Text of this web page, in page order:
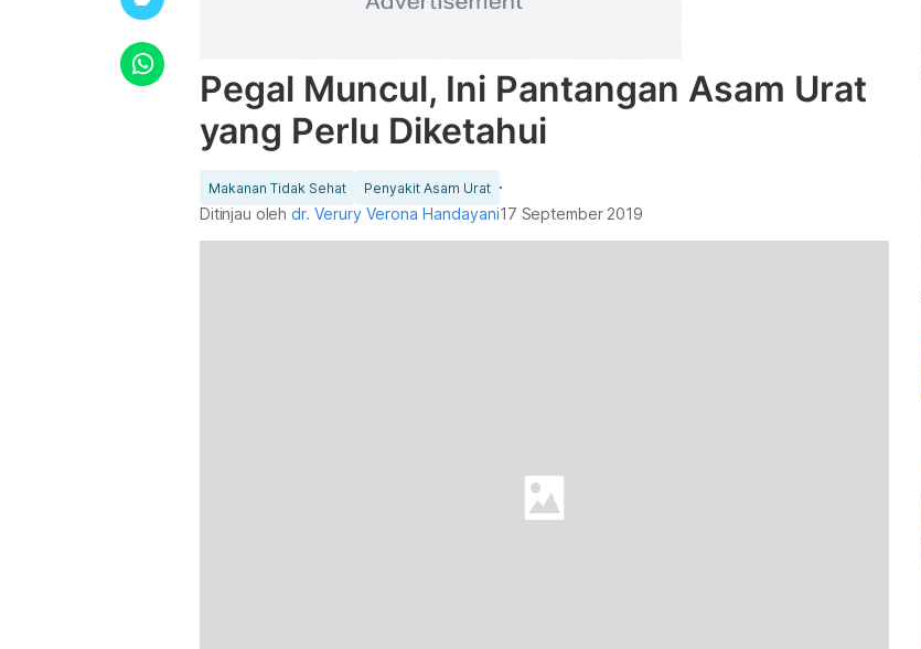
Pegal Muncul, Ini Pantangan Asam Urat
yang Perlu Diketahui
Makanan Tidak Sehat Penyakit Asam Urat
Ditinjau olehdr. Verury Verona Handayani17 September 2019